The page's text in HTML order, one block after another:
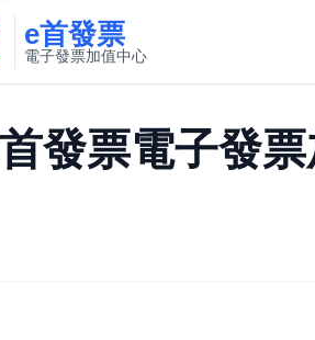
e首發票
電子發票加值中心
發票電子發